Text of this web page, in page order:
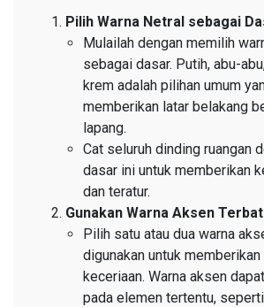
Pilih Warna Netral sebagai
Mulailah dengan memilih
sebagai dasar. Putih, abu-
krem adalah pilihan umum
memberikan latar belakang
lapang.
Cat seluruh dinding ruangan
dasar ini untuk memberikan
dan teratur.
Gunakan Warna Aksen
Pilih satu atau dua warna
digunakan untuk
keceriaan. Warna aksen
pada elemen tertentu,